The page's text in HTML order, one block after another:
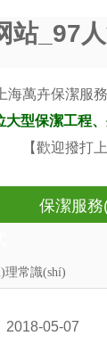
_97
上海萬卉保潔服
大型保潔工程
【歡迎撥打
保潔服務
理常識(shí)
2018-05-07